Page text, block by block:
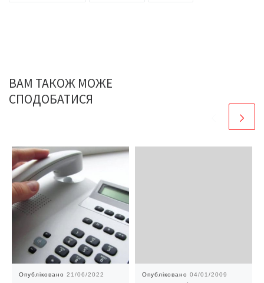
ВАМ ТАКОЖ МОЖЕ
СПОДОБАТИСЯ
Опубліковано 21/06/2022 Опубліковано 04/01/2009